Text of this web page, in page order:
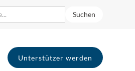
Unterstützer werden